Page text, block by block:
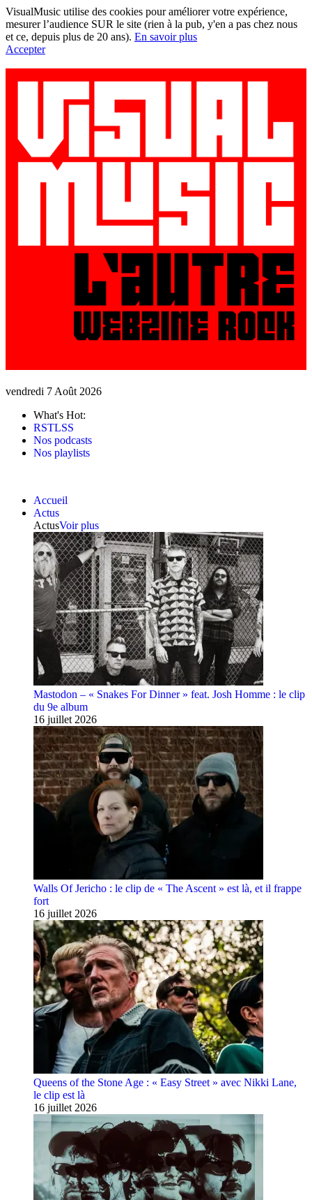
VisualMusic utilise des cookies pour améliorer votre expérience,
mesurer l’audience SUR le site (rien à la pub, y'en a pas chez nous
et ce, depuis plus de 20 ans). En savoir plus
Accepter
vendredi 7 Août 2026
What's Hot:
RSTLSS
Nos podcasts
Nos playlists
Accueil
Actus
ActusVoir plus
Mastodon – « Snakes For Dinner » feat. Josh Homme : le clip
du 9e album
16 juillet 2026
Walls Of Jericho : le clip de « The Ascent » est là, et il frappe
fort
16 juillet 2026
Queens of the Stone Age : « Easy Street » avec Nikki Lane,
le clip est là
16 juillet 2026